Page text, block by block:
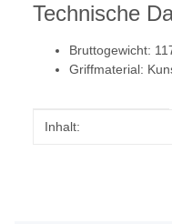
Technische
Bruttogewicht:
Griffmaterial:
Produkteigenschaft
Wert
Inhalt: